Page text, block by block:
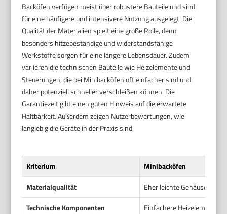
Backöfen verfügen meist über robustere Bauteile und sind
für eine häufigere und intensivere Nutzung ausgelegt. Die
Qualität der Materialien spielt eine große Rolle, denn
besonders hitzebeständige und widerstandsfähige
Werkstoffe sorgen für eine längere Lebensdauer. Zudem
variieren die technischen Bauteile wie Heizelemente und
Steuerungen, die bei Minibacköfen oft einfacher sind und
daher potenziell schneller verschleißen können. Die
Garantiezeit gibt einen guten Hinweis auf die erwartete
Haltbarkeit. Außerdem zeigen Nutzerbewertungen, wie
langlebig die Geräte in der Praxis sind.
Kriterium
Minibacköfen
Materialqualität
Eher leichte Gehäuse, oft
Technische Komponenten
Einfachere Heizelemente,